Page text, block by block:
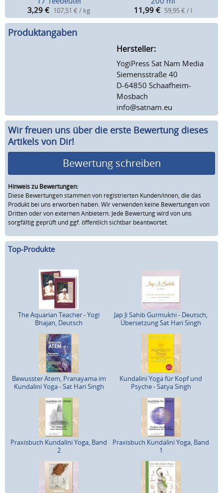
3,29 € 107,51 € / kg
11,99 € 59,95 € / l
Produktangaben
Hersteller:
YogiPress Sat Nam Media
Siemensstraße 40
D-64850 Schaafheim-
Mosbach
info@satnam.eu
Wir freuen uns über die erste Bewertung dieses
Artikels von Dir!
Bewertung schreiben
Hinweis zu Bewertungen:
Diese Bewertungen stammen von registrierten Kunden/innen, die das
Produkt bei uns erworben haben. Wir verwenden keine Bewertungen von
Dritten oder von externen Anbietern. Jede Bewertung wird von uns
sorgfältig geprüft und ggf. öffentlich sichtbar beantwortet.
Top-Produkte
The Aquarian Teacher - Yogi
Bhajan, Deutsch
Jap Ji Sahib Gurmukhi - Deutsch,
Übersetzung Sat Hari Singh
Bewusster Atem, Pranayama im
Kundalini Yoga - Sat Hari Singh
Kundalini Yoga für Kopf und
Psyche - Satya Singh
Praxisbuch Kundalini Yoga, Band
2
Praxisbuch Kundalini Yoga, Band
1